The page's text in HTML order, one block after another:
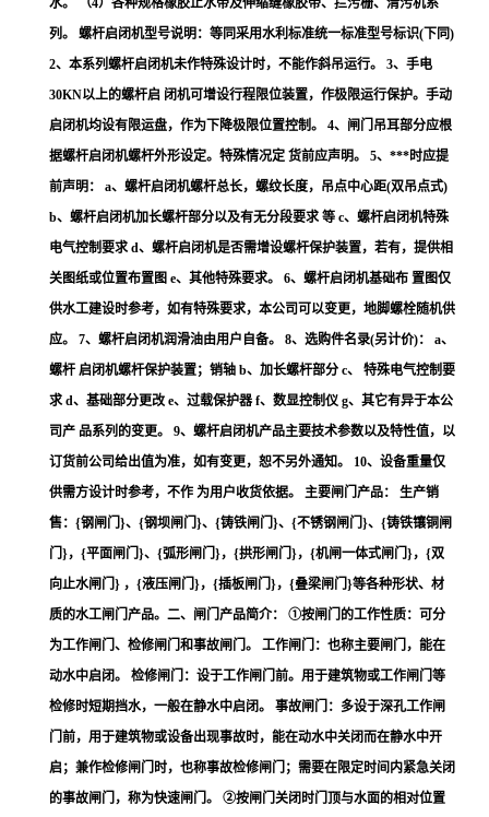
水。 （4）各种规格橡胶止水带及伸缩缝橡胶带、拦污栅、清污机系
列。 螺杆启闭机型号说明：等同采用水利标准统一标准型号标识(下同)
2、本系列螺杆启闭机未作特殊设计时，不能作斜吊运行。 3、手电
30KN以上的螺杆启 闭机可增设行程限位装置，作极限运行保护。手动
启闭机均设有限运盘，作为下降极限位置控制。 4、闸门吊耳部分应根
据螺杆启闭机螺杆外形设定。特殊情况定 货前应声明。 5、***时应提
前声明： a、螺杆启闭机螺杆总长，螺纹长度，吊点中心距(双吊点式)
b、螺杆启闭机加长螺杆部分以及有无分段要求 等 c、螺杆启闭机特殊
电气控制要求 d、螺杆启闭机是否需增设螺杆保护装置，若有，提供相
关图纸或位置布置图 e、其他特殊要求。 6、螺杆启闭机基础布 置图仅
供水工建设时参考，如有特殊要求，本公司可以变更，地脚螺栓随机供
应。 7、螺杆启闭机润滑油由用户自备。 8、选购件名录(另计价)： a、
螺杆 启闭机螺杆保护装置；销轴 b、加长螺杆部分 c、 特殊电气控制要
求 d、基础部分更改 e、过载保护器 f、数显控制仪 g、其它有异于本公
司产 品系列的变更。 9、螺杆启闭机产品主要技术参数以及特性值，以
订货前公司给出值为准，如有变更，恕不另外通知。 10、设备重量仅
供需方设计时参考，不作 为用户收货依据。 主要闸门产品： 生产销
售：{钢闸门}、{钢坝闸门}、{铸铁闸门}、{不锈钢闸门}、{铸铁镶铜闸
门}，{平面闸门}、{弧形闸门}，{拱形闸门}，{机闸一体式闸门}，{双
向止水闸门} ，{液压闸门}，{插板闸门}，{叠梁闸门}等各种形状、材
质的水工闸门产品。二、闸门产品简介： ①按闸门的工作性质：可分
为工作闸门、检修闸门和事故闸门。 工作闸门：也称主要闸门，能在
动水中启闭。 检修闸门：设于工作闸门前。用于建筑物或工作闸门等
检修时短期挡水，一般在静水中启闭。 事故闸门：多设于深孔工作闸
门前，用于建筑物或设备出现事故时，能在动水中关闭而在静水中开
启；兼作检修闸门时，也称事故检修闸门；需要在限定时间内紧急关闭
的事故闸门，称为快速闸门。 ②按闸门关闭时门顶与水面的相对位置